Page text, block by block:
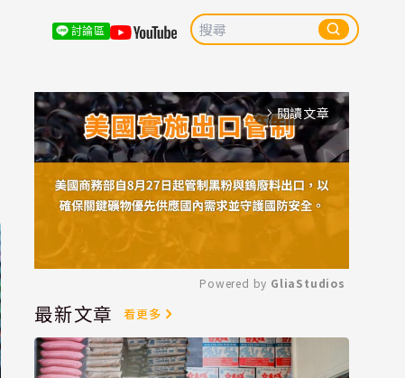
討論區
arrow_forward_ios 閱讀文章
Mute
Powered by GliaStudios
最新文章 看更多